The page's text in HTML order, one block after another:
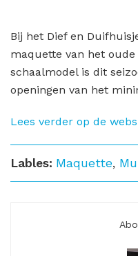
Bij het Dief en
maquette van het
schaalmodel is dit
openingen van het
Lees verder op de
Lables: Maquette,